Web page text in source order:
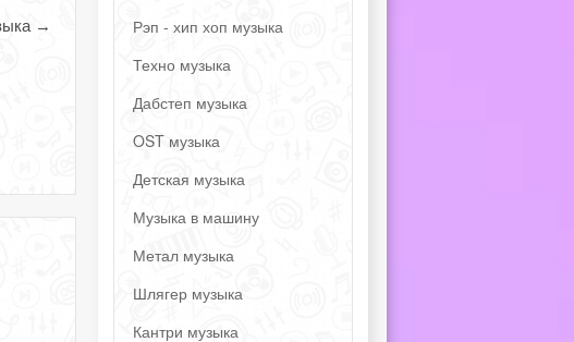
→
Рэп - хип хоп музыка
Техно музыка
Дабстеп музыка
OST музыка
Детская музыка
Музыка в машину
Метал музыка
Шлягер музыка
Кантри музыка